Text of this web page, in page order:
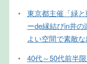
•
東京都主催「緑
ーde縁結びin井
よい空間で素敵
•
40代～50代前半